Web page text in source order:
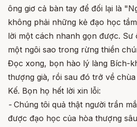
ông giơ cả bàn tay để đối lại là
không phải những kẻ đạo học
lời một cách nhanh gọn được. Sư
một ngôi sao trong rừng thiền
Đọc xong, bọn hào lý làng Bích-
thượng già, rồi sau đó trở về
Kế. Bọn họ hết lời xin lỗi:
- Chúng tôi quả thật người trần
được đạo học của hòa thượng